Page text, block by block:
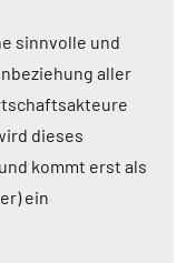
sinnvolle und
aller
dieses
kommt erst als
ein